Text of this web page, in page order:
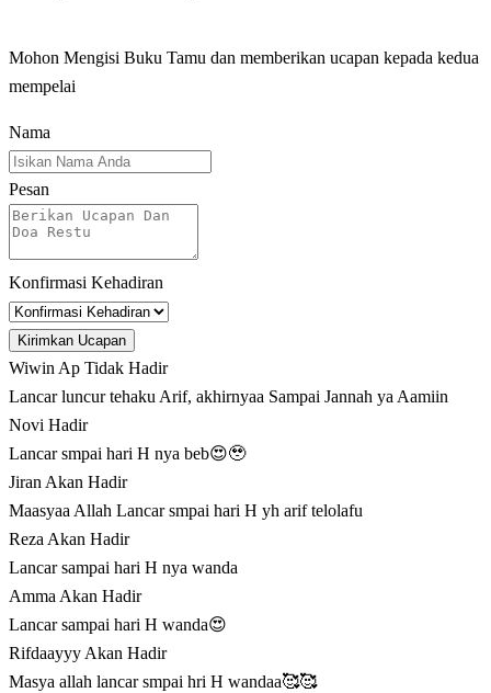
Mohon Mengisi Buku Tamu dan memberikan ucapan kepada kedua
mempelai
Nama
Pesan
Konfirmasi Kehadiran
Kirimkan Ucapan
Wiwin Ap Tidak Hadir
Lancar luncur tehaku Arif, akhirnyaa Sampai Jannah ya Aamiin
Novi Hadir
Lancar smpai hari H nya beb😍🥹
JiranAkan Hadir
Maasyaa Allah Lancar smpai hari H yh arif telolafu
RezaAkan Hadir
Lancar sampai hari H nya wanda
AmmaAkan Hadir
Lancar sampai hari H wanda😍
RifdaayyyAkan Hadir
Masya allah lancar smpai hri H wandaa🥰🥰